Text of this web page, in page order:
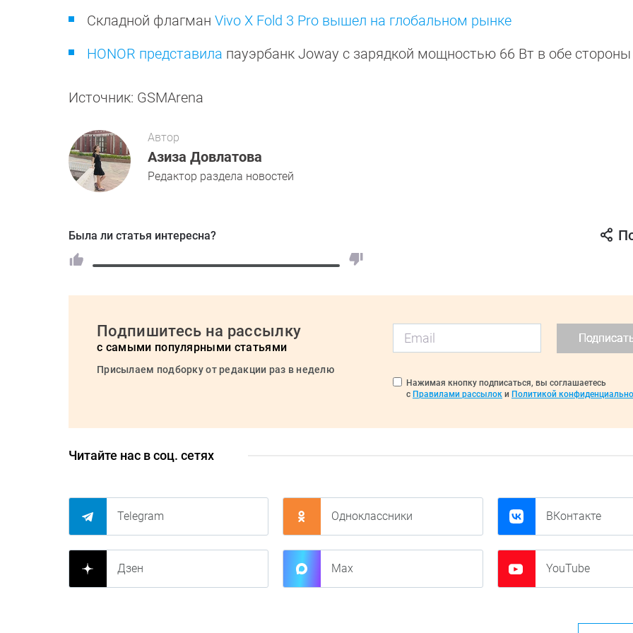
Складной флагман Vivo X Fold 3 Pro вышел на глобальном рынке
HONOR представила пауэрбанк Joway с зарядкой мощностью 66 Вт в обе стороны
Источник: GSMArena
Автор
Азиза Довлатова
Редактор раздела новостей
Была ли статья интересна?
Подпишитесь на рассылку
с самыми популярными статьями
Присылаем подборку от редакции раз в неделю
Нажимая кнопку подписаться, вы соглашаетесь
с Правилами рассылок и Политикой
Читайте нас в соц. сетях
Telegram Одноклассники ВКонтакте
Дзен Max YouTube